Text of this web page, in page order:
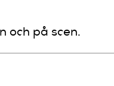
och på scen.